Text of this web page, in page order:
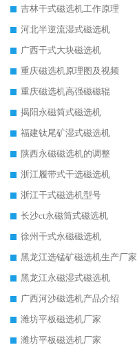
吉林干式磁选机工作原理
河北半逆流湿式磁选机
广西干式大块磁选机
重庆磁选机原理图及视频
重庆磁选机高强磁磁辊
揭阳永磁筒式磁选机
福建钛尾矿湿式磁选机
陕西永磁磁选机的调整
浙江履带式干选磁选机
浙江干式磁选机型号
长沙ct永磁筒式磁选机
徐州干式永磁磁选机
黑龙江选锰矿磁选机生产厂家
黑龙江永磁湿式磁选机
广西河沙磁选机产品介绍
潍坊平板磁选机厂家
潍坊平板磁选机厂家